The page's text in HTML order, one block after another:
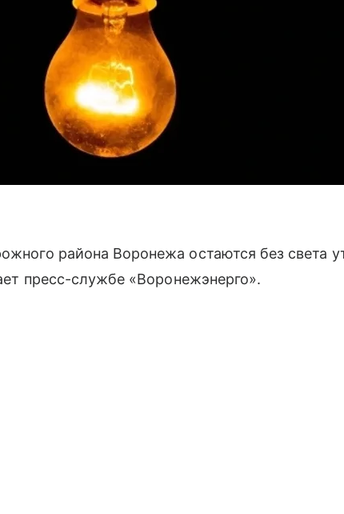
района Воронежа остаются без света
пресс-службе «Воронежэнерго».